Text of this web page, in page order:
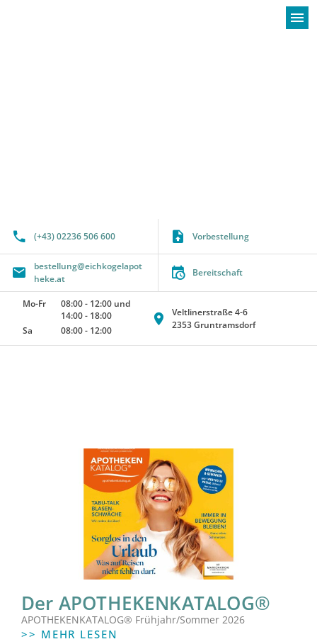
menu
(+43) 02236 506 600 Vorbestellung
bestellung@eichkogelapot
heke.at
Bereitschaft
Mo-Fr 08:00- 12:00und
14:00- 18:00
Sa
08:00- 12:00
Veltlinerstraße 4-6
2353 Gruntramsdorf
Der APOTHEKENKATALOG®
APOTHEKENKATALOG® Frühjahr/Sommer 2026
>> MEHR LESEN